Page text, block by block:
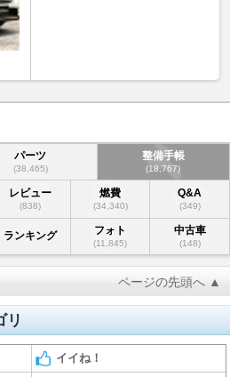
パーツ
(38,465)
整備手帳
(18,767)
レビュー
(838)
燃費
(34,340)
Q&A
(349)
ランキング フォト
(11,845)
中古車
(148)
ページの先頭へ ▲
リ
イイね！